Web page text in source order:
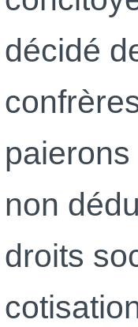
décidé
non
droits